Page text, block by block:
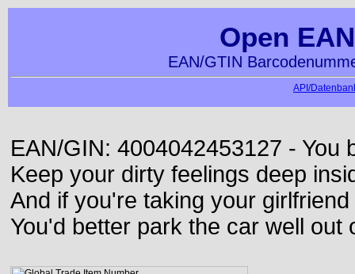
Open
EAN/GTIN
API/
EAN/GIN: 4004042453127 - You
Keep your dirty feelings deep
And if you're taking your
You'd better park the car well out